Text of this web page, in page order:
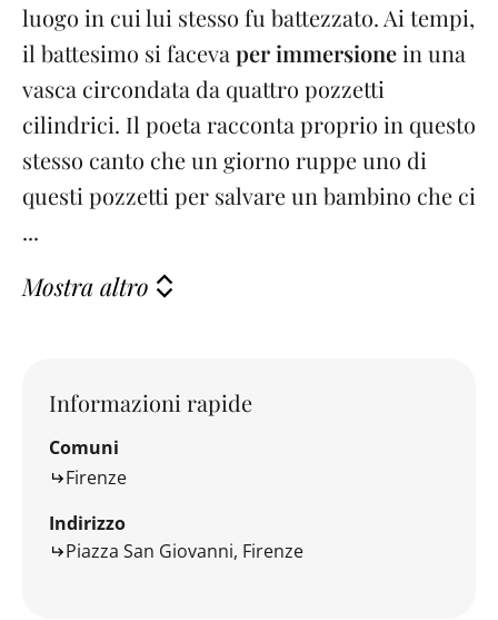
luogo in cui lui stesso fu battezzato. Ai tempi,
il battesimo si faceva per immersionein una
vasca circondata da quattro pozzetti
cilindrici. Il poeta racconta proprio in questo
stesso canto che un giorno ruppe uno di
questi pozzetti per salvare un bambino che ci
...
Mostra altro
Informazioni rapide
Comuni
Firenze
Indirizzo
Piazza San Giovanni, Firenze